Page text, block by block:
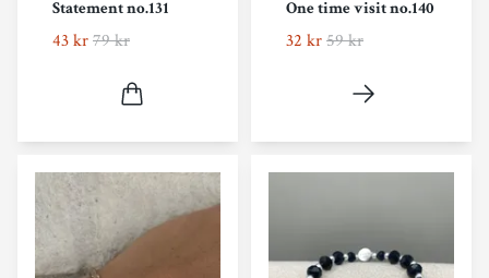
Statement no.131
43 kr79 kr
One time visit no.140
32 kr59 kr